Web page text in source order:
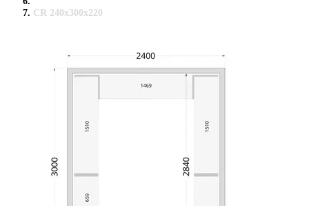
CR 240x300x220